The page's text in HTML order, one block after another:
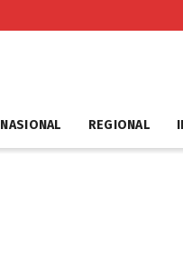
NASIONAL REGIONAL